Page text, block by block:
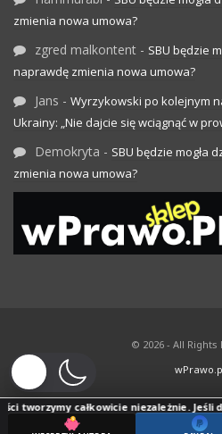
zmienia nowa umowa?
zgred malkontent - SBU będzie
naprawdę zmienia nowa umowa?
Jans - Wyrzykowski po kolejnym
Ukrainy: „Nie dajcie się wciągnąć w
Demokryta - SBU będzie mogła
zmienia nowa umowa?
© 2026 - All Rights
tworzymy całkowicie niezależnie. Jeśli